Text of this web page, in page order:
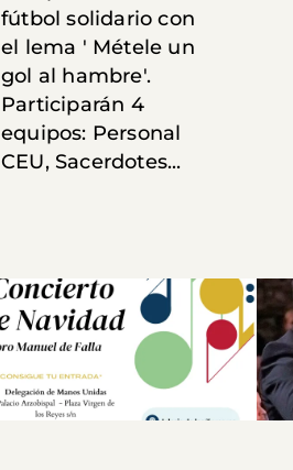
fútbol solidario con
el lema ' Métele un
gol al hambre'.
Participarán 4
equipos: Personal
CEU, Sacerdotes...